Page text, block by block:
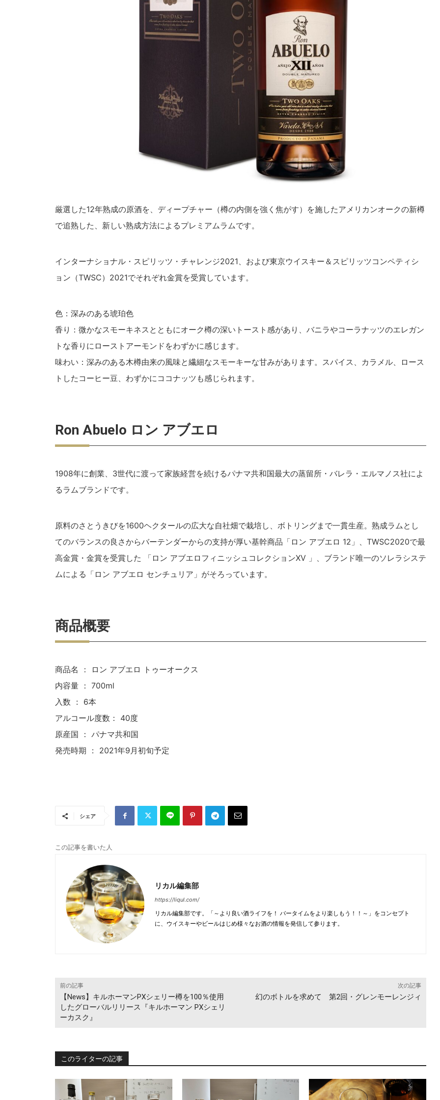
厳選した12年熟成の原酒を、ディープチャー（樽の内側を強く焦がす）を施したアメリカンオークの新樽
で追熟した、新しい熟成方法によるプレミアムラムです。
インターナショナル・スピリッツ・チャレンジ2021、および東京ウイスキー＆スピリッツコンペティシ
ョン（TWSC）2021でそれぞれ金賞を受賞しています。
色：深みのある琥珀色
香り：微かなスモーキネスとともにオーク樽の深いトースト感があり、バニラやコーラナッツのエレガン
トな香りにローストアーモンドをわずかに感じます。
味わい：深みのある木樽由来の風味と繊細なスモーキーな甘みがあります。スパイス、カラメル、ロース
トしたコーヒー豆、わずかにココナッツも感じられます。
Ron Abuelo ロン アブエロ
1908年に創業、3世代に渡って家族経営を続けるパナマ共和国最大の蒸留所・バレラ・エルマノス社によ
るラムブランドです。
原料のさとうきびを1600ヘクタールの広大な自社畑で栽培し、ボトリングまで一貫生産。熟成ラムとし
てのバランスの良さからバーテンダーからの支持が厚い基幹商品「ロン アブエロ 12」、TWSC2020で最
高金賞・金賞を受賞した 「ロン アブエロフィニッシュコレクションXV 」、ブランド唯一のソレラシステ
ムによる「ロン アブエロ センチュリア」がそろっています。
商品概要
商品名 ： ロン アブエロ トゥーオークス
内容量 ： 700ml
入数 ： 6本
アルコール度数： 40度
原産国 ： パナマ共和国
発売時期 ： 2021年9月初旬予定
シェア
この記事を書いた人
リカル編集部
https://liqul.com/
リカル編集部です。「～より良い酒ライフを！ バータイムをより楽しもう！！～」をコンセプト
に、ウイスキーやビールはじめ様々なお酒の情報を発信して参ります。
前の記事
【News】キルホーマンPXシェリー樽を100％使用
したグローバルリリース『キルホーマン PXシェリ
ーカスク』
次の記事
幻のボトルを求めて 第2回・グレンモーレンジィ
このライターの記事